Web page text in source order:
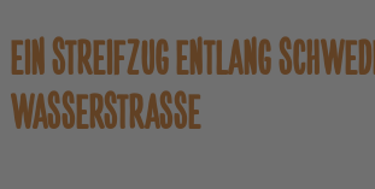
EIN STREIFZUG ENTLANG
WASSERSTRASSE